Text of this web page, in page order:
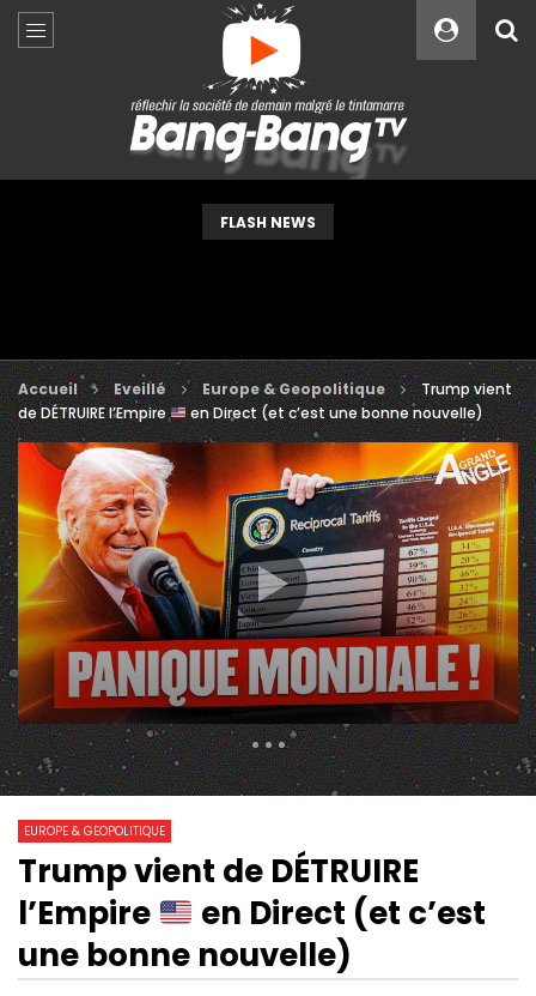
FLASH NEWS
Accueil Eveillé Europe & Geopolitique
Trump vient
de DÉTRUIRE l’Empire
en Direct (et c’est une bonne nouvelle)
333 Views
3 857 0
Watch Later
23:32
IRAN : LES COULISSES D’UN
DOCUMENTAIRE HORS NORME
11:44
ISRAËL VOTE LA
PENDAISON POUR LES
PALESTINIENS
EUROPE & GEOPOLITIQUE
Trump vient de DÉTRUIRE
l’Empire
en Direct (et c’est
une bonne nouvelle)
Custom Amount
VEUILLEZ PATIENTER...